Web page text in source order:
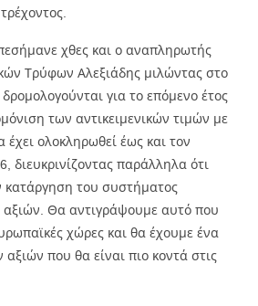
χθες και ο αναπληρωτής
Τρύφων Αλεξιάδης μιλώντας στο
για το επόμενο έτος
των αντικειμενικών τιμών με
έχει ολοκληρωθεί έως και τον
διευκρινίζοντας παράλληλα ότι
κατάργηση του συστήματος
Θα αντιγράψουμε αυτό που
χώρες και θα έχουμε ένα
που θα είναι πιο κοντά στις